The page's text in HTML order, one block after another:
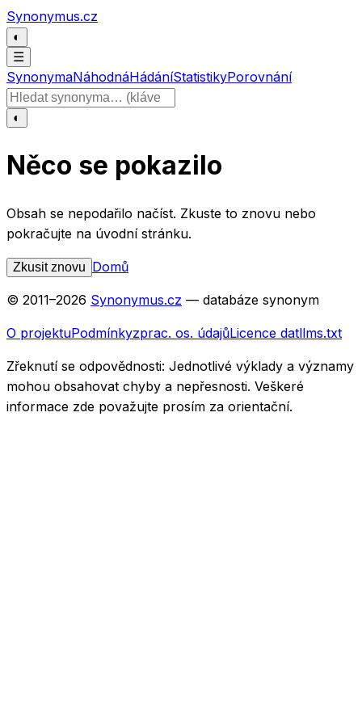
Přeskočit na obsah
Synonymus.cz
◐
☰
SynonymaNáhodnáHádáníStatistikyPorovnání
Hledat slovo
◐
Něco se pokazilo
Obsah se nepodařilo načíst. Zkuste to znovu nebo
pokračujte na úvodní stránku.
Zkusit znovu Domů
© 2011–2026 Synonymus.cz — databáze synonym
O projektuPodmínkyzprac. os. údajůLicence datllms.txt
Zřeknutí se odpovědnosti: Jednotlivé výklady a významy
mohou obsahovat chyby a nepřesnosti. Veškeré
informace zde považujte prosím za orientační.